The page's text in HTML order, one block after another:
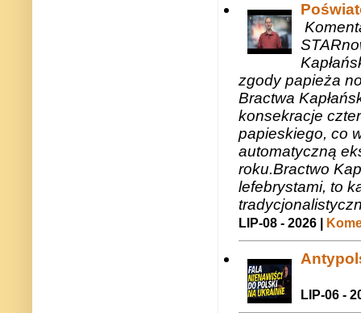
zgody papieża
Bractwa
konsekracje
papieskiego, co
automatyczną
roku.Bractwo
lefebrystami, to
LIP-08 - 2026 |
LIP-06 -